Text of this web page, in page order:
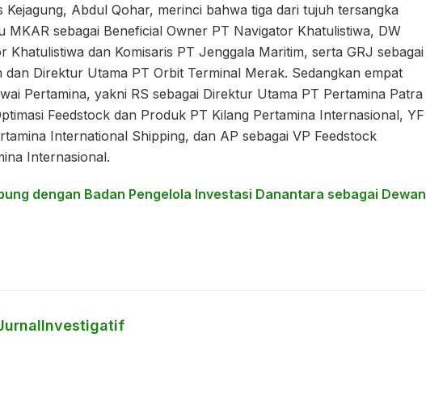
Abdul Qohar, merinci bahwa tiga dari tujuh tersangka
MKAR sebagai Beneficial Owner PT Navigator Khatulistiwa, DW
Khatulistiwa dan Komisaris PT Jenggala Maritim, serta GRJ sebagai
dan Direktur Utama PT Orbit Terminal Merak. Sedangkan empat
Pertamina, yakni RS sebagai Direktur Utama PT Pertamina Patra
Feedstock dan Produk PT Kilang Pertamina Internasional, YF
International Shipping, dan AP sebagai VP Feedstock
Internasional.
dengan Badan Pengelola Investasi Danantara sebagai Dewan